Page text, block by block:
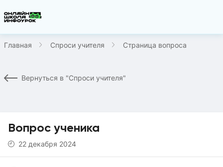
Главная Спроси учителя Страница вопроса
Вернуться в "Спроси учителя"
Вопрос ученика
22 декабря 2024